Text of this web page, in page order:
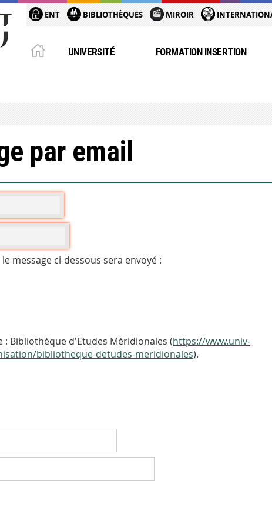
ENT BIBLIOTHÈQUES MIROIR
UNIVERSITÉ FORMATION INSERTION
par email
message ci-dessous sera envoyé :
: Bibliothèque d'Etudes Méridionales (https://www.univ-
bibliotheque-detudes-meridionales).